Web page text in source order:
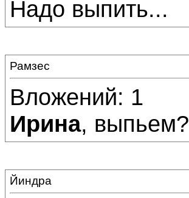
Надо выпить...
Рамзес
Вложений: 1
Ирина, выпьем?
Йиндра